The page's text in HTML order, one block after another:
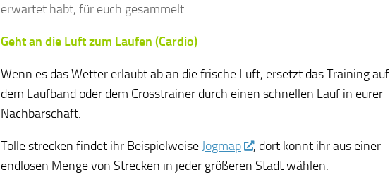
erwartet habt, für euch gesammelt.
Geht an die Luft zum Laufen (Cardio)
Wenn es das Wetter erlaubt ab an die frische Luft, ersetzt das Training auf
dem Laufband oder dem Crosstrainer durch einen schnellen Lauf in eurer
Nachbarschaft.
Tolle strecken findet ihr Beispielweise Jogmap
, dort könnt ihr aus einer
endlosen Menge von Strecken in jeder größeren Stadt wählen.